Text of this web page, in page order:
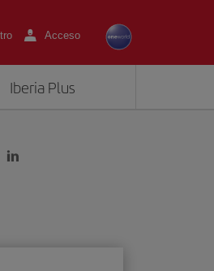
Acceso
Iberia Plus